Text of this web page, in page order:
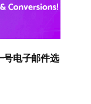
号电子邮件选